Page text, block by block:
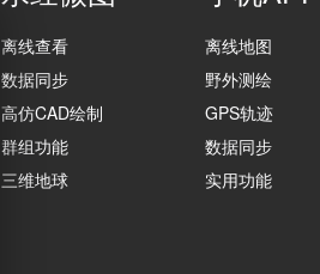
离线查看
数据同步
高仿CAD绘制
群组功能
三维地球
离线地图
野外测绘
GPS轨迹
数据同步
实用功能